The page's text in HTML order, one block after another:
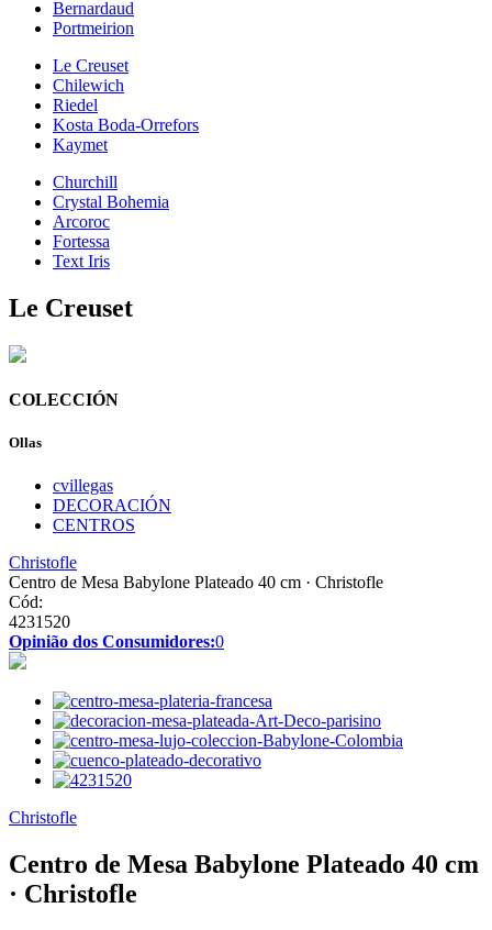
Bernardaud
Portmeirion
Le Creuset
Chilewich
Riedel
Kosta Boda-Orrefors
Kaymet
Churchill
Crystal Bohemia
Arcoroc
Fortessa
Text Iris
Le Creuset
COLECCIÓN
Ollas
cvillegas
DECORACIÓN
CENTROS
Christofle
Centro de Mesa Babylone Plateado 40 cm · Christofle
Cód:
4231520
Opinião dos Consumidores:0
Christofle
Centro de Mesa Babylone Plateado 40 cm
· Christofle